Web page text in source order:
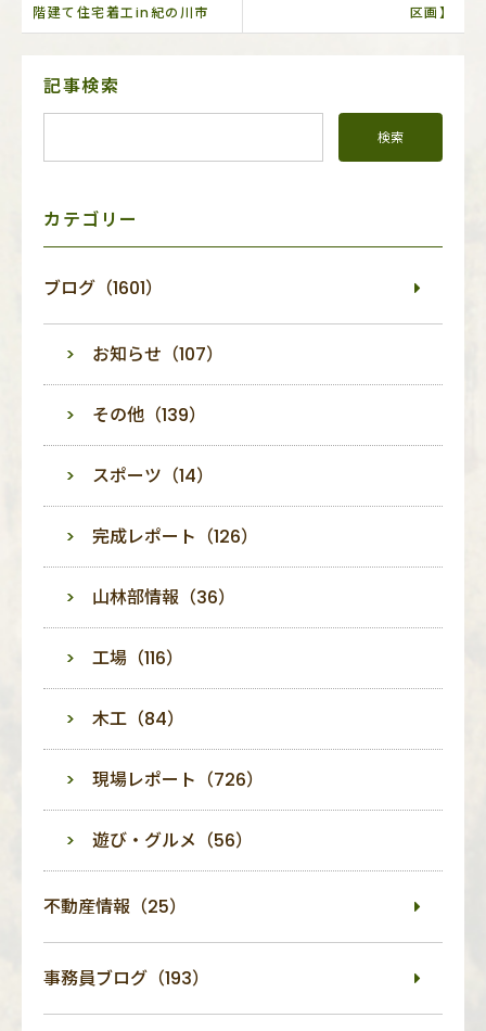
階建て住宅着工in紀の川市
区画】
サ
ニ
記事検索
カテゴリー
ブログ（1601）
お知らせ（107）
その他（139）
スポーツ（14）
完成レポート（126）
山林部情報（36）
工場（116）
木工（84）
現場レポート（726）
遊び・グルメ（56）
不動産情報（25）
事務員ブログ（193）